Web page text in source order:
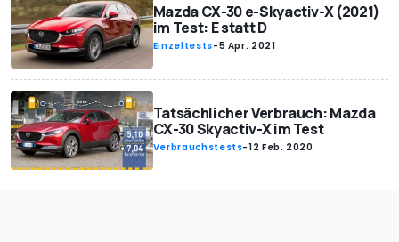
Mazda CX-30 e-Skyactiv-X (2021)
im Test: E statt D
Einzeltests-5 Apr. 2021
Tatsächlicher Verbrauch: Mazda
CX-30 Skyactiv-X im Test
Verbrauchstests-12 Feb. 2020